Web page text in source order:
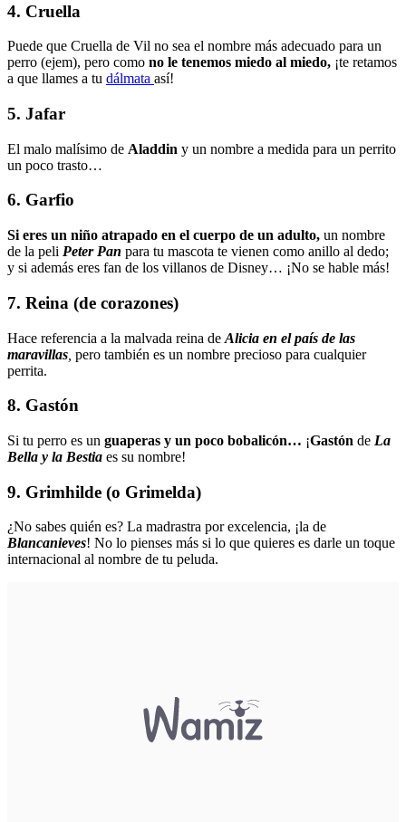
4. Cruella
Puede que Cruella de Vil no sea el nombre más adecuado para un
perro (ejem), pero como no le tenemos miedo al miedo, ¡te retamos
a que llames a tu dálmata así!
5. Jafar
El malo malísimo de Aladdin y un nombre a medida para un perrito
un poco trasto…
6. Garfio
Si eres un niño atrapado en el cuerpo de un adulto, un nombre
de la peli Peter Pan para tu mascota te vienen como anillo al dedo;
y si además eres fan de los villanos de Disney… ¡No se hable más!
7. Reina (de corazones)
Hace referencia a la malvada reina de Alicia en el país de las
maravillas pero también es un nombre precioso para cualquier
perrita.
8. Gastón
Si tu perro es un guaperas y un poco bobalicón… ¡Gastón de La
Bella y la Bestia es su nombre!
9. Grimhilde (o Grimelda)
¿No sabes quién es? La madrastra por excelencia, ¡la de
Blancanieves! No lo pienses más si lo que quieres es darle un toque
internacional al nombre de tu peluda.